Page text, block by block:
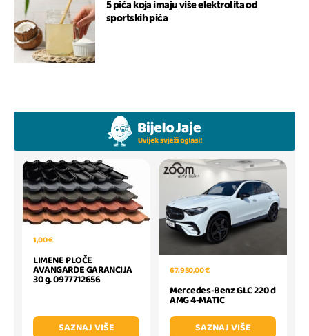
5 pića koja imaju više elektrolita od
sportskih pića
1,00 €
LIMENE PLOČE
AVANGARDE GARANCIJA
30 g. 0977712656
SAZNAJ VIŠE
67.950,00 €
Mercedes-Benz GLC 220 d
AMG 4-MATIC
SAZNAJ VIŠE